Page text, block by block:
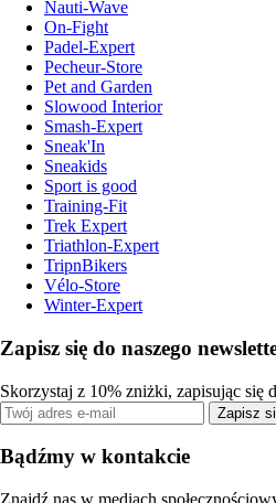
Nauti-Wave
On-Fight
Padel-Expert
Pecheur-Store
Pet and Garden
Slowood Interior
Smash-Expert
Sneak'In
Sneakids
Sport is good
Training-Fit
Trek Expert
Triathlon-Expert
TripnBikers
Vélo-Store
Winter-Expert
Zapisz się do naszego
Skorzystaj z 10% zniżki, zapisując się
Zapisz
Bądźmy w kontakcie